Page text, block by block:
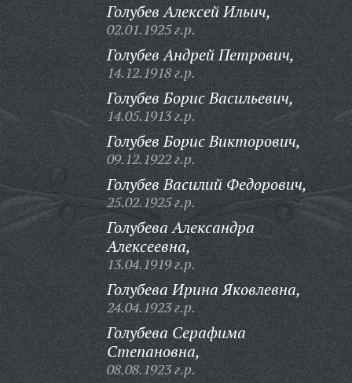
Голубев Алексей Ильич,
02.01.1925 г.р.
Голубев Андрей Петрович,
14.12.1918 г.р.
Голубев Борис Васильевич,
14.05.1913 г.р.
Голубев Борис Викторович,
09.12.1922 г.р.
Голубев Василий Федорович,
25.02.1925 г.р.
Голубева Александра
Алексеевна,
13.04.1919 г.р.
Голубева Ирина Яковлевна,
24.04.1923 г.р.
Голубева Серафима
Степановна,
08.08.1923 г.р.